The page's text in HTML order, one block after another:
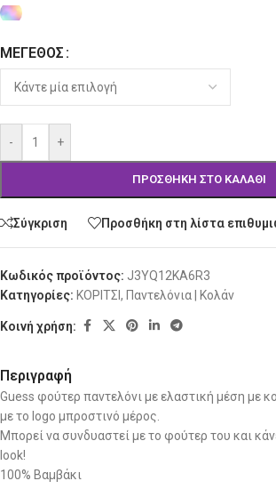
ΜΈΓΕΘΟΣ
- +
ΠΡΟΣΘΉΚΗ ΣΤΟ ΚΑΛΆΘΙ
Σύγκριση Προσθήκη στη λίστα
Κωδικός προϊόντος: J3YQ12KA6R3
Κατηγορίες: ΚΟΡΙΤΣΙ , Παντελόνια | Κολάν
Κοινή χρήση:
Περιγραφή
Guess φούτερ παντελόνι με ελαστική μέση με
με το logo μπροστινό μέρος.
Μπορεί να συνδυαστεί με το φούτερ του και
look!
100% Βαμβάκι